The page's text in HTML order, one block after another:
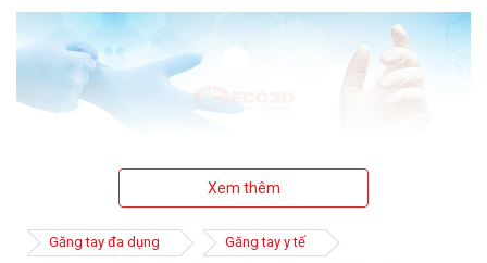
Găng tay phòng sạch là gì ?
Khái niệm
Xem thêm
Găng tay đa dụng Găng tay y tế